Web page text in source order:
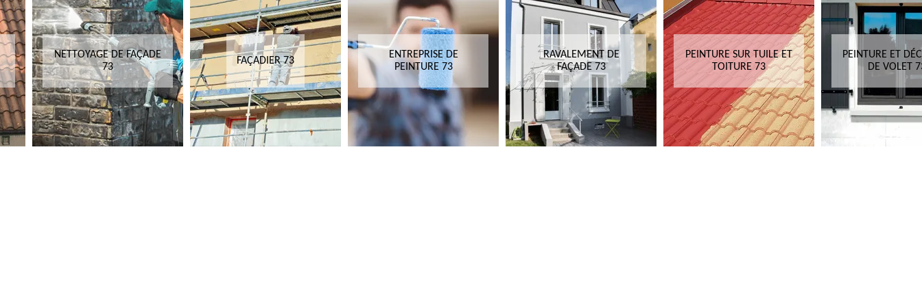
NETTOYAGE DE FAÇADE
73
FAÇADIER 73
ENTREPRISE DE
PEINTURE 73
RAVALEMENT DE
FAÇADE 73
PEINTURE SUR TUILE ET
TOITURE 73
PEINTURE ET
DE VOLET